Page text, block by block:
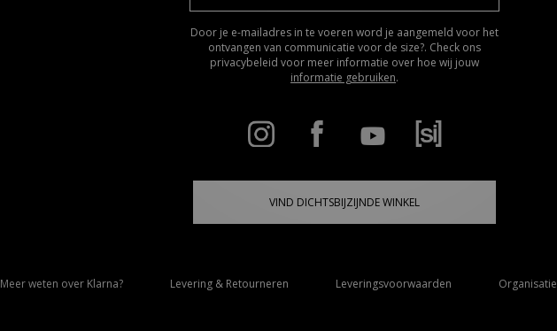
Door je e-mailadres in te voeren word je aangemeld voor het
ontvangen van communicatie voor de size?. Check ons
privacybeleid voor meer informatie over hoe wij jouw
informatie gebruiken.
VIND DICHTSBIJZIJNDE WINKEL
Meer weten over Klarna? Levering & Retourneren Leveringsvoorwaarden Organisatie